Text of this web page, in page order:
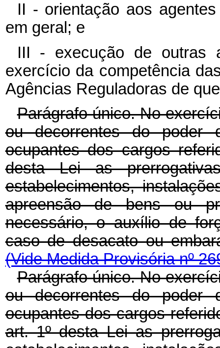
II - orientação aos
em geral; e
III - execução de outras
exercício da competência
Agências Reguladoras de
Parágrafo único. No
ou decorrentes do poder
ocupantes dos cargos
desta Lei as
estabelecimentos,
apreensão de bens ou
necessário, o auxílio de
caso de desacato ou
(Vide Medida Provisória nº
Parágrafo único. No
ou decorrentes do poder
ocupantes dos cargos
art. 1º desta Lei as